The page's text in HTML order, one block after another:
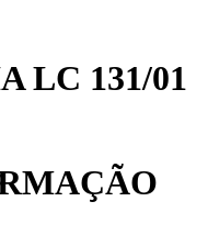
LC 131/01